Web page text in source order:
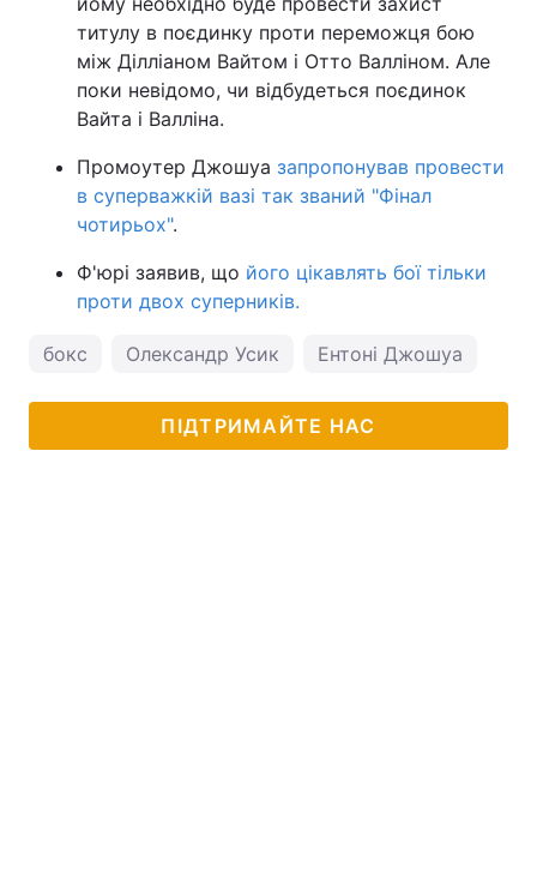
титулу в поєдинку проти переможця бою
між Ділліаном Вайтом і Отто Валліном. Але
поки невідомо, чи відбудеться поєдинок
Вайта і Валліна.
Промоутер Джошуа запропонував провести
в суперважкій вазі так званий "Фінал
чотирьох".
Ф'юрі заявив, що його цікавлять бої тільки
проти двох суперників.
бокс Олександр Усик Ентоні Джошуа
ПІДТРИМАЙТЕ НАС